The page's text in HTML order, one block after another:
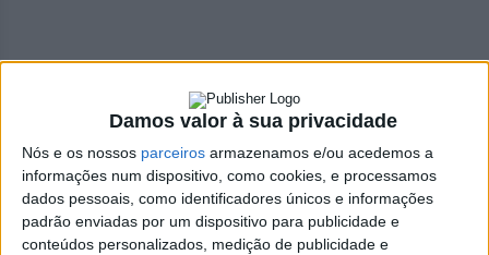
Damos valor à sua privacidade
Nós e os nossos parceiros armazenamos e/ou acedemos a
informações num dispositivo, como cookies, e processamos
dados pessoais, como identificadores únicos e informações
padrão enviadas por um dispositivo para publicidade e
conteúdos personalizados, medição de publicidade e